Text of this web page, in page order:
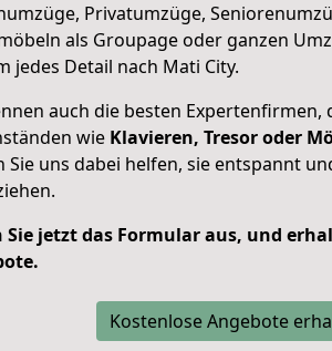
Privatumzüge,
als Groupage oder ganzen
jedes Detail nach Mati City.
auch die besten Expertenfirmen,
wie Klavieren, Tresor oder
Sie uns dabei helfen, sie entspannt
Sie jetzt das Formular aus, und
Kostenlose Angebote